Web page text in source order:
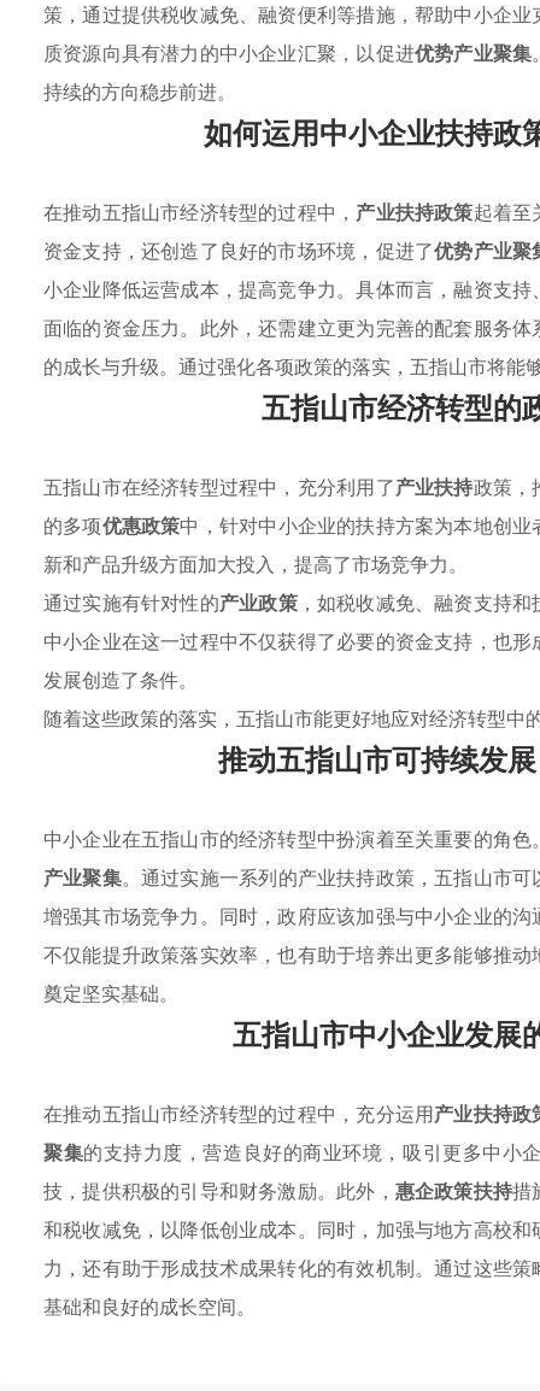
策，通过提供税收减免、融资便利等措施，帮助中小企
质资源向具有潜力的中小企业汇聚，以促进优势产业聚集
持续的方向稳步前进。
如何运用中小企业扶持政
在推动五指山市经济转型的过程中， 产业扶持政策起着至
资金支持，还创造了良好的市场环境，促进了优势产业聚
小企业降低运营成本，提高竞争力。具体而言，融资支
面临的资金压力。此外，还需建立更为完善的配套服务
的成长与升级。通过强化各项政策的落实，五指山市将
五指山市经济转型的
五指山市在经济转型过程中，充分利用了产业扶持政策，
的多项优惠政策中，针对中小企业的扶持方案为本地创
新和产品升级方面加大投入，提高了市场竞争力。
通过实施有针对性的产业政策，如税收减免、融资支持
中小企业在这一过程中不仅获得了必要的资金支持，也
发展创造了条件。
随着这些政策的落实，五指山市能更好地应对经济转型中
推动五指山市可持续发
中小企业在五指山市的经济转型中扮演着至关重要的角
产业聚集。通过实施一系列的产业扶持政策，五指山市
增强其市场竞争力。同时，政府应该加强与中小企业的
不仅能提升政策落实效率，也有助于培养出更多能够推
奠定坚实基础。
五指山市中小企业发展
在推动五指山市经济转型的过程中，充分运用产业扶持政
聚集的支持力度，营造良好的商业环境，吸引更多中小
技，提供积极的引导和财务激励。此外， 惠企政策扶持措
和税收减免，以降低创业成本。同时，加强与地方高校
力，还有助于形成技术成果转化的有效机制。通过这些
基础和良好的成长空间。